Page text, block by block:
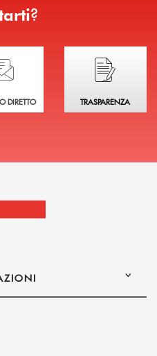
?
di assistenza immediata?
DIRETTO
Hai bisogno di
TRASPARENZA